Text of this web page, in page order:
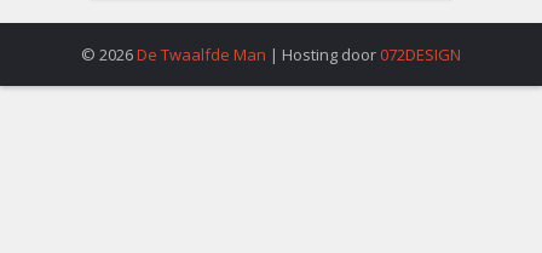
© 2026 De Twaalfde Man | Hosting door 072DESIGN